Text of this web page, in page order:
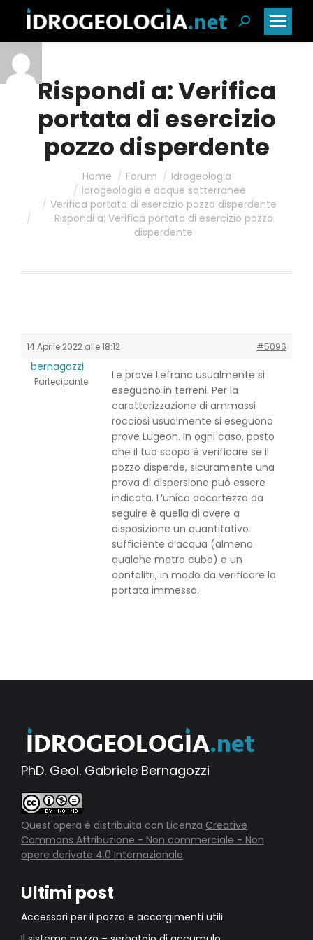
Cerca:
Rispondi a: Verifica
portata di esercizio
pozzo disperdente
Home Forum
Idrogeologia
Idrogeologia e acque sotterranee
Verifica portata di esercizio pozzo disperdente
Rispondi a: Verifica portata di esercizio pozzo
disperdente
14 Aprile 2022 alle 18:12 #5096
bernagozzi
Partecipante
Le prove Lefranc usualmente si
eseguono in terreni. Per la
caratterizzazione di ammassi
rocciosi usualmente si eseguono
prove Lugeon. In ogni caso, posto
che il tuo scopo è verificare se il
pozzo disperde, sicuramente una
prova di dispersione può essere
indicata. L’unica accortezza da
seguire è quella di avere a
disposizione un quantitativo
sufficiente d’acqua (almeno
qualche metro cubo) e un
contalitri, in modo da verificare la
portata immessa.
PhD. Geol. Gabriele Bernagozzi
Quest'opera è distribuita con Licenza Creative
Commons Attribuzione - Non commerciale - Non
opere derivate 4.0 Internazionale.
Ultimi post
Accessori per il pozzo e accorgimenti utili